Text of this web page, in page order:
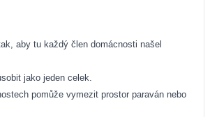
aby tu každý člen domácnosti našel
jako jeden celek.
pomůže vymezit prostor paraván nebo